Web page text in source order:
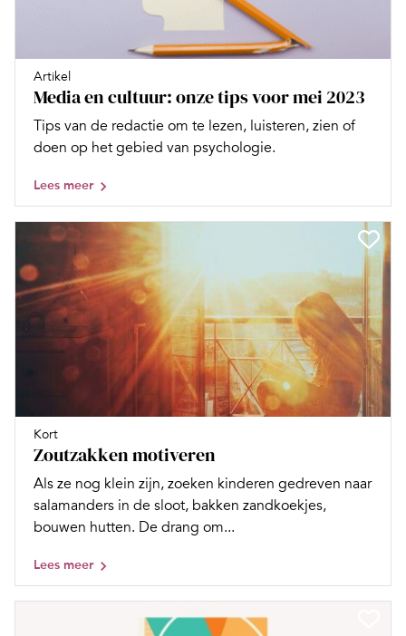
Artikel
Media en cultuur: onze tips voor mei 2023
Tips van de redactie om te lezen, luisteren, zien of
doen op het gebied van psychologie.
Lees meer
Kort
Zoutzakken motiveren
Als ze nog klein zijn, zoeken kinderen gedreven naar
salamanders in de sloot, bakken zandkoekjes,
bouwen hutten. De drang om...
Lees meer